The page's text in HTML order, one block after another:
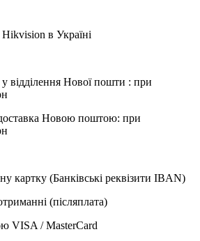
Hikvision в Україні
відділення Нової пошти : при
Новою поштою: при
картку (Банківські реквізити IBAN)
(післяплата)
VISA / MasterCard